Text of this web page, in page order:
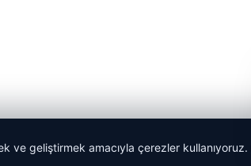
ve geliştirmek amacıyla çerezler kullanıyoruz.